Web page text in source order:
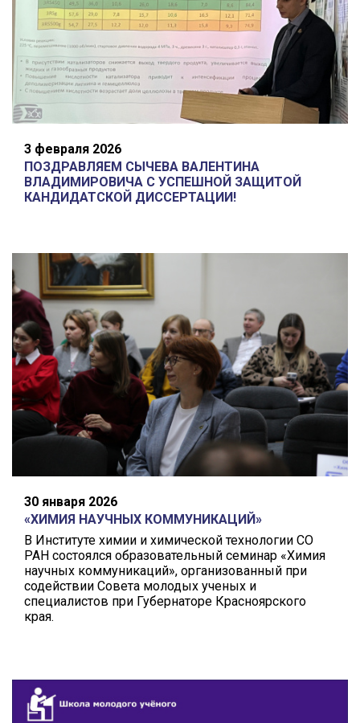
3 февраля 2026
ПОЗДРАВЛЯЕМ СЫЧЕВА ВАЛЕНТИНА
ВЛАДИМИРОВИЧА С УСПЕШНОЙ ЗАЩИТОЙ
КАНДИДАТСКОЙ ДИССЕРТАЦИИ!
30 января 2026
«ХИМИЯ НАУЧНЫХ КОММУНИКАЦИЙ»
В Институте химии и химической технологии СО
РАН состоялся образовательный семинар «Химия
научных коммуникаций», организованный при
содействии Совета молодых ученых и
специалистов при Губернаторе Красноярского
края.